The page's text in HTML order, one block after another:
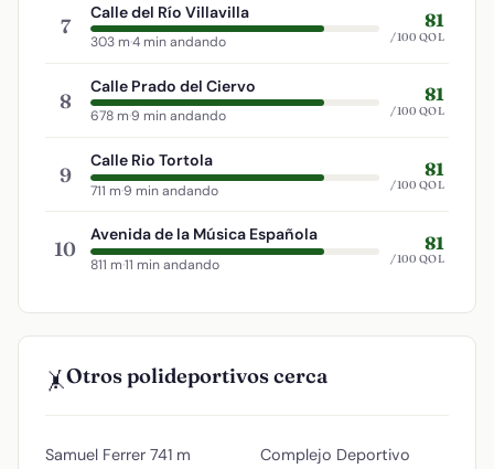
7
Calle del Río Villavilla
303 m·4 min andando
81
/100 QOL
8
Calle Prado del Ciervo
678 m·9 min andando
81
/100 QOL
9
Calle Rio Tortola
711 m·9 min andando
81
/100 QOL
10
Avenida de la Música Española
811 m·11 min andando
81
/100 QOL
🤸Otros polideportivos cerca
Samuel Ferrer 741 m
Complejo Deportivo